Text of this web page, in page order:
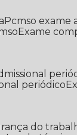
Pcmso exame
Exame
periódico
do